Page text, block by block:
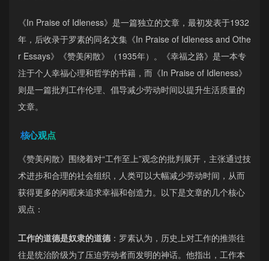
《In Praise of Idleness》是一篇独立的文章，最初发表于1932
年，后收录于罗素的同名文集《In Praise of Idleness and Othe
r Essays》《赞美闲散》（1935年）。《幸福之路》是一本专
注于个人幸福心理和哲学的书籍，而《In Praise of Idleness》
则是一篇批判工作伦理、倡导减少劳动时间以提升生活质量的
文章。
核心观点
《赞美闲散》围绕着对“工作至上”观念的批判展开，主张通过技
术进步和合理的社会组织，人类可以大幅减少劳动时间，从而
获得更多的闲暇来追求幸福和创造力。以下是文章的几个核心
观点：
工作的道德是奴隶的道德：罗素认为，历史上对工作的推崇往
往是统治阶级为了压迫劳动者而发明的神话。他指出，工作本